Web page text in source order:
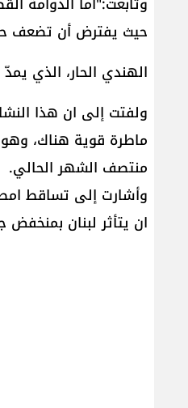
حيث يفترض أن تضعف
الهندي الحار، الذي
ولفتت إلى ان هذا
ماطرة قوية هناك، وهو
منتصف الشهر الحالي.
وأشارت إلى تساقط
ان يتأثر لبنان